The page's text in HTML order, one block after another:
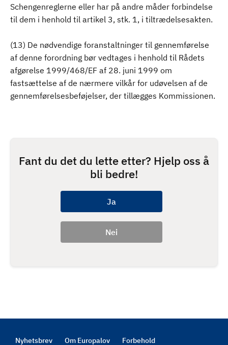
Schengenreglerne eller har på andre måder forbindelse
til dem i henhold til artikel 3, stk. 1, i tiltrædelsesakten.
(13) De nødvendige foranstaltninger til gennemførelse
af denne forordning bør vedtages i henhold til Rådets
afgørelse 1999/468/EF af 28. juni 1999 om
fastsættelse af de nærmere vilkår for udøvelsen af de
gennemførelsesbeføjelser, der tillægges Kommissionen.
Fant du det du lette etter? Hjelp oss å
bli bedre!
Nyhetsbrev Om Europalov Forbehold